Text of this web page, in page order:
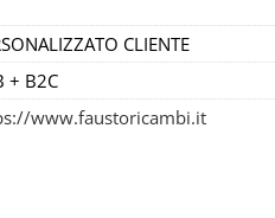
CLIENTE
+ B2C
www.faustoricambi.it